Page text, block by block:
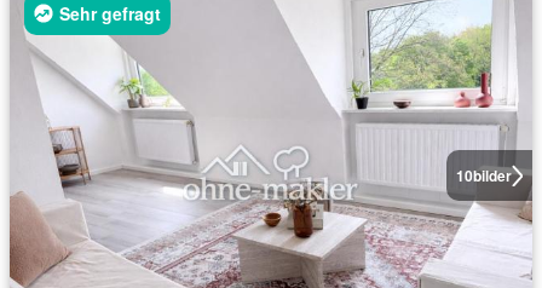
10bilder
Sehr gefragt